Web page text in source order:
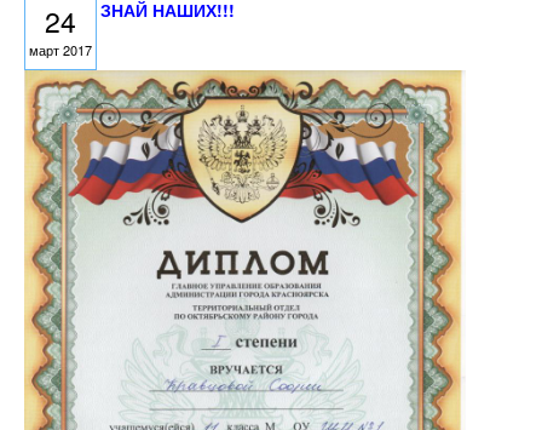
24
март 2017
ЗНАЙ НАШИХ!!!